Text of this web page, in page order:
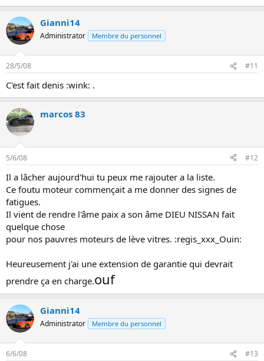
Gianni14
Administrator Membre du personnel
28/5/08 #11
C'est fait denis :wink: .
marcos 83
5/6/08 #12
Il a lâcher aujourd'hui tu peux me rajouter a la liste.
Ce foutu moteur commençait a me donner des signes de
fatigues.
Il vient de rendre l'âme paix a son âme DIEU NISSAN fait
quelque chose
pour nos pauvres moteurs de lève vitres. :regis_xxx_Ouin:
Heureusement j'ai une extension de garantie qui devrait
prendre ça en charge.ouf
Gianni14
Administrator Membre du personnel
6/6/08 #13